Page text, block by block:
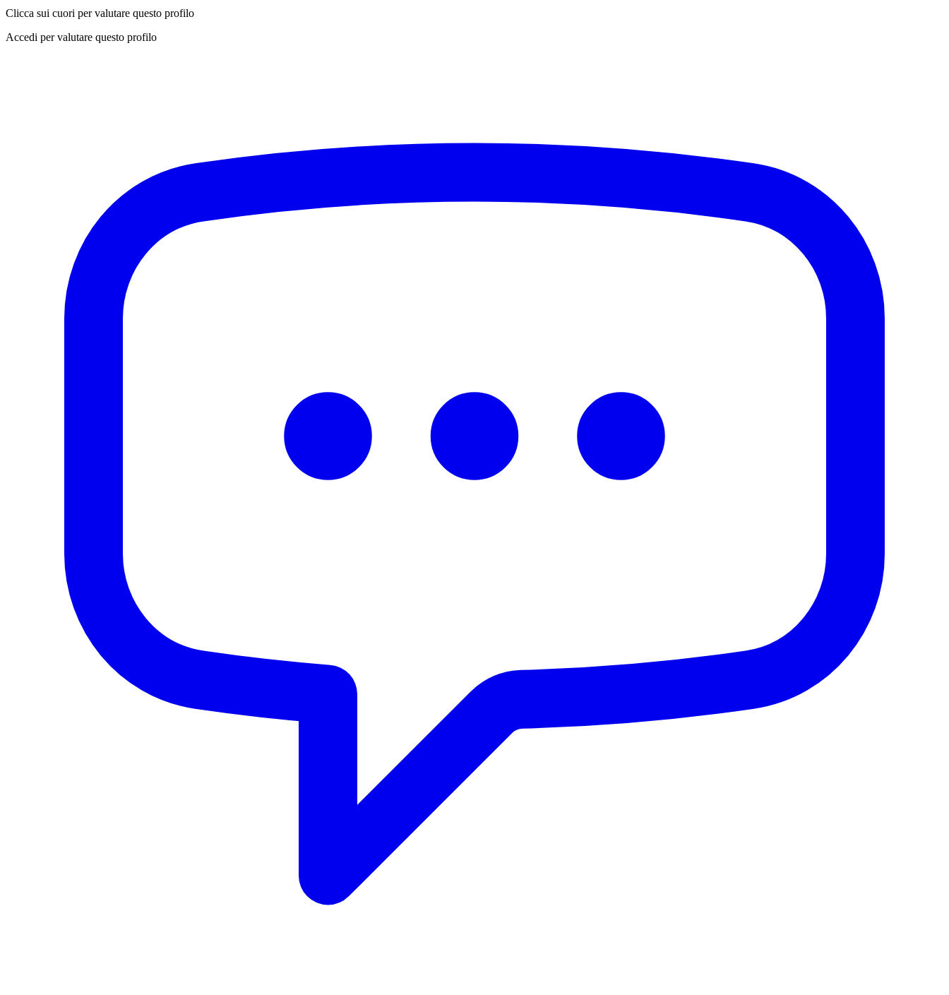
Clicca sui cuori per valutare questo profilo
Accedi per valutare questo profilo